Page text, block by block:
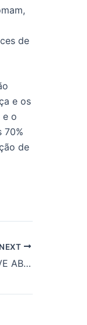
de
e os
e o
70%
de
NEXT
BREJO GRANDE VIVE ABANDONO: Candidato a vereador Pinto Louco, expõe as péssimas condições das instalações esportivas, no povoado Brejão